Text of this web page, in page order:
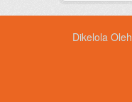
Dikelola Oleh